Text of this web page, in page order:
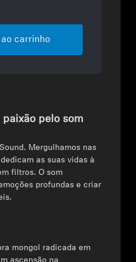
carrinho
pelo som
Mergulhamos nas
as suas vidas à
filtros. O som
profundas e criar
mongol radicada em